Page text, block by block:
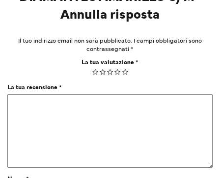
Annulla risposta
Il tuo indirizzo email non sarà pubblicato. I campi obbligatori sono
contrassegnati*
La tua valutazione*
La tua recensione*